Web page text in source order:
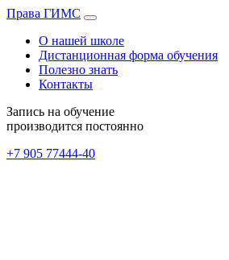
Права ГИМС
О нашей школе
Дистанционная форма обучения
Полезно знать
Контакты
Запись на обучение
производится постоянно
+7 905 77444-40